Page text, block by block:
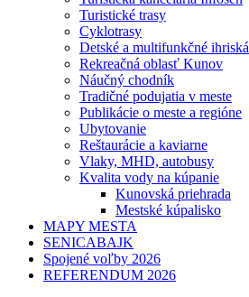
Turistické trasy
Cyklotrasy
Detské a multifunkčné ihriská
Rekreačná oblasť Kunov
Náučný chodník
Tradičné podujatia v meste
Publikácie o meste a regióne
Ubytovanie
Reštaurácie a kaviarne
Vlaky, MHD, autobusy
Kvalita vody na kúpanie
Kunovská priehrada
Mestské kúpalisko
MAPY MESTA
SENICABAJK
Spojené voľby 2026
REFERENDUM 2026